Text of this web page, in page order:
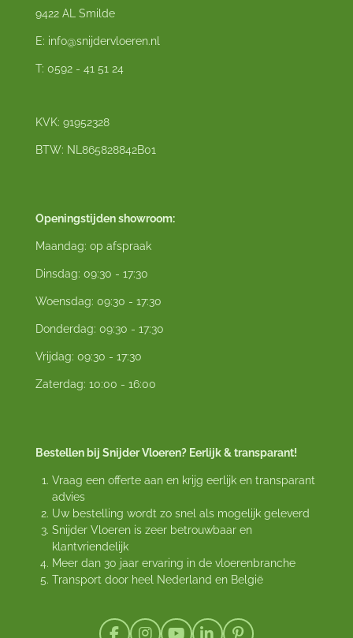
9422 AL Smilde
E: info@snijdervloeren.nl
T: 0592 - 41 51 24
KVK: 91952328
BTW: NL865828842B01
Openingstijden showroom:
Maandag: op afspraak
Dinsdag: 09:30 - 17:30
Woensdag: 09:30 - 17:30
Donderdag: 09:30 - 17:30
Vrijdag: 09:30 - 17:30
Zaterdag: 10:00 - 16:00
Bestellen bij Snijder Vloeren? Eerlijk & transparant!
Vraag een offerte aan en krijg eerlijk en transparant
advies
Uw bestelling wordt zo snel als mogelijk geleverd
Snijder Vloeren is zeer betrouwbaar en
klantvriendelijk
Meer dan 30 jaar ervaring in de vloerenbranche
Transport door heel Nederland en België